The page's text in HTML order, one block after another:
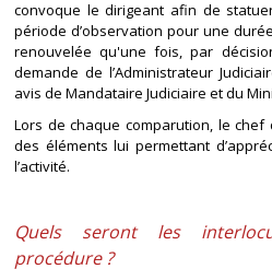
convoque le dirigeant afin de
période d’observation pour une
renouvelée qu'une fois, par
demande de l’Administrateur
avis de Mandataire Judiciaire et du
Lors de chaque comparution, le
des éléments lui permettant
l’activité.
Quels seront les
procédure ?